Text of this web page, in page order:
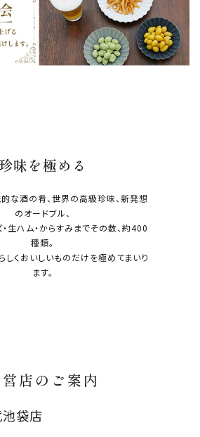
珍味を極める
な酒の肴、世界の高級珍味、新発想
のオードブル、
生ハム・からすみまでその数、約400
種類。
しくおいしいものだけを極めてまいり
ます。
店のご案内
袋店